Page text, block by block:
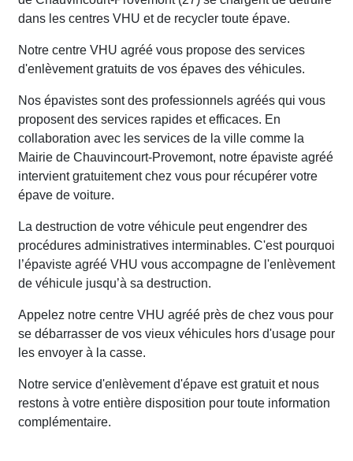
dans les centres VHU et de recycler toute épave.
Notre centre VHU agréé vous propose des services
d'enlèvement gratuits de vos épaves des véhicules.
Nos épavistes sont des professionnels agréés qui vous
proposent des services rapides et efficaces. En
collaboration avec les services de la ville comme la
Mairie de Chauvincourt-Provemont, notre épaviste agréé
intervient gratuitement chez vous pour récupérer votre
épave de voiture.
La destruction de votre véhicule peut engendrer des
procédures administratives interminables. C'est pourquoi
l’épaviste agréé VHU vous accompagne de l'enlèvement
de véhicule jusqu’à sa destruction.
Appelez notre centre VHU agréé près de chez vous pour
se débarrasser de vos vieux véhicules hors d'usage pour
les envoyer à la casse.
Notre service d'enlèvement d'épave est gratuit et nous
restons à votre entière disposition pour toute information
complémentaire.